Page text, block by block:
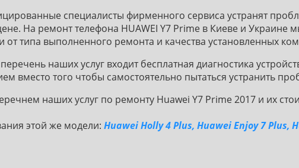
специалисты фирменного сервиса устранят
На ремонт телефона HUAWEI Y7 Prime в Киеве и Украине
от типа выполненного ремонта и качества установленных
наших услуг входит бесплатная диагностика
вместо того чтобы самостоятельно пытаться устранить
наших услуг по ремонту Huawei Y7 Prime 2017 и их
этой же модели: Huawei Holly 4 Plus, Huawei Enjoy 7 Plus,